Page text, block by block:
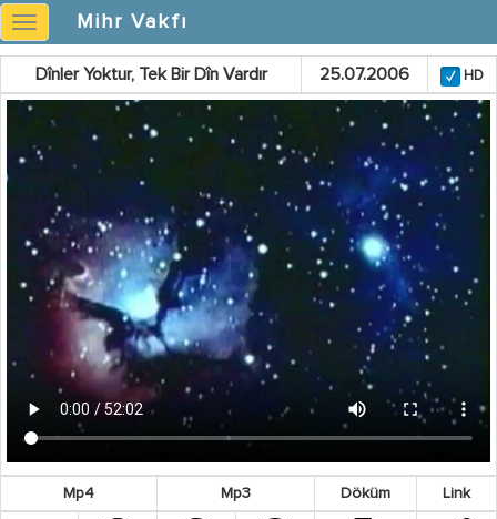
Mihr
Vakfı
Mihr Vakfı
Dînler Yoktur, Tek Bir Dîn Vardır 25.07.2006 HD
Mp4 Mp3 Döküm Link